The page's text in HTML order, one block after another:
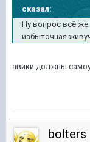
сказал:
Ну вопрос всё же
избыточная
авики должны
bolters